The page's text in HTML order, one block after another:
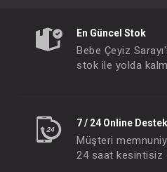
En Güncel Stok
Bebe Çeyiz
stok ile yolda
7 / 24 Online Destek
Müşteri
24 saat kesintisiz